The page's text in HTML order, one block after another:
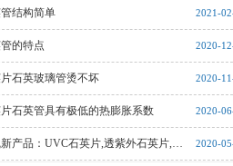
2021-
结构简单
2020-
的特点
2020-
石英玻璃管烫不坏
2020-
石英管具有极低的热膨胀系数
2020-
产品：UVC石英片,透紫外石英片,…